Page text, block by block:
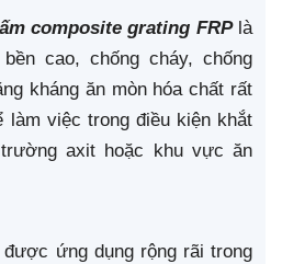
composite grating FRPlà
cao, chống cháy, chống
kháng ăn mòn hóa chất rất
làm việc trong điều kiện khắt
axit hoặc khu vực ăn
được ứng dụng rộng rãi trong